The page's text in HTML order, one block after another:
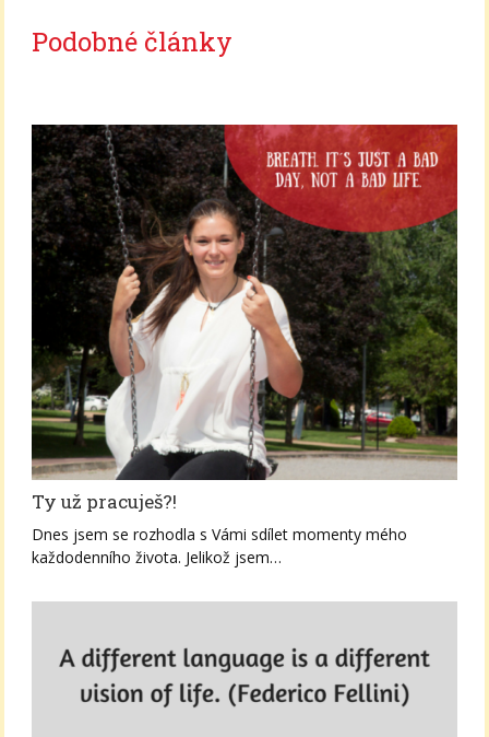
Podobné články
Ty už pracuješ?!
Dnes jsem se rozhodla s Vámi sdílet momenty mého
každodenního života. Jelikož jsem…